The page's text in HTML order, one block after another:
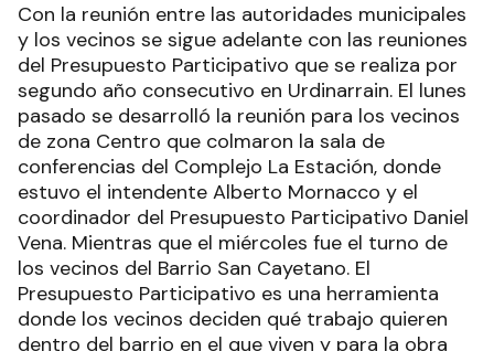
Con la reunión entre las autoridades municipales
y los vecinos se sigue adelante con las reuniones
del Presupuesto Participativo que se realiza por
segundo año consecutivo en Urdinarrain. El lunes
pasado se desarrolló la reunión para los vecinos
de zona Centro que colmaron la sala de
conferencias del Complejo La Estación, donde
estuvo el intendente Alberto Mornacco y el
coordinador del Presupuesto Participativo Daniel
Vena. Mientras que el miércoles fue el turno de
los vecinos del Barrio San Cayetano. El
Presupuesto Participativo es una herramienta
donde los vecinos deciden qué trabajo quieren
dentro del barrio en el que viven y para la obra